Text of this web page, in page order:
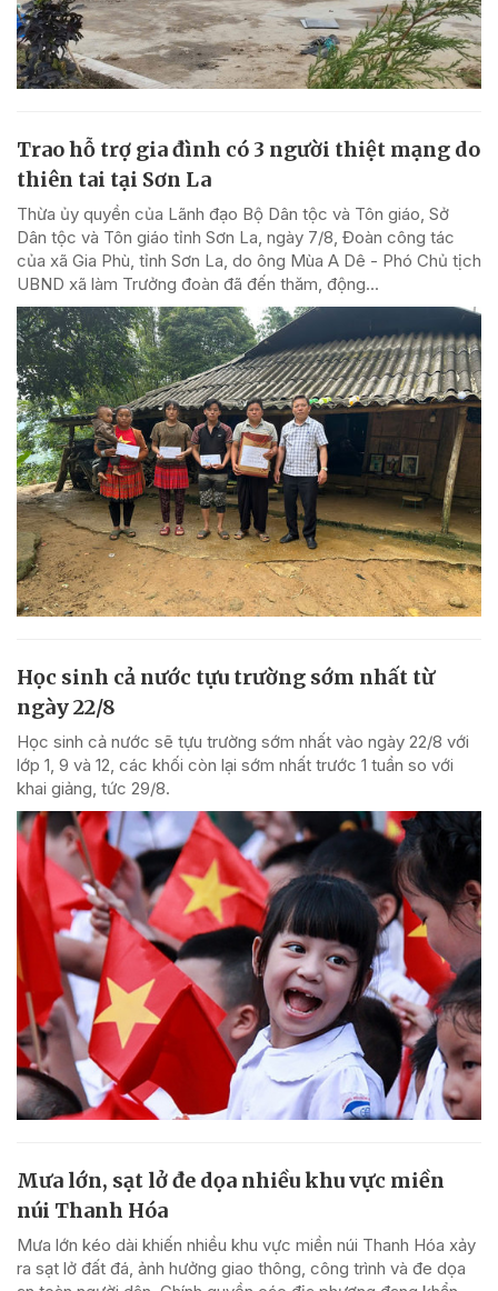
Trao hỗ trợ gia đình có 3 người thiệt mạng do
thiên tai tại Sơn La
Thừa ủy quyền của Lãnh đạo Bộ Dân tộc và Tôn giáo, Sở
Dân tộc và Tôn giáo tỉnh Sơn La, ngày 7/8, Đoàn công tác
của xã Gia Phù, tỉnh Sơn La, do ông Mùa A Dê - Phó Chủ tịch
UBND xã làm Trưởng đoàn đã đến thăm, động...
Học sinh cả nước tựu trường sớm nhất từ
ngày 22/8
Học sinh cả nước sẽ tựu trường sớm nhất vào ngày 22/8 với
lớp 1, 9 và 12, các khối còn lại sớm nhất trước 1 tuần so với
khai giảng, tức 29/8.
Mưa lớn, sạt lở đe dọa nhiều khu vực miền
núi Thanh Hóa
Mưa lớn kéo dài khiến nhiều khu vực miền núi Thanh Hóa xảy
ra sạt lở đất đá, ảnh hưởng giao thông, công trình và đe dọa